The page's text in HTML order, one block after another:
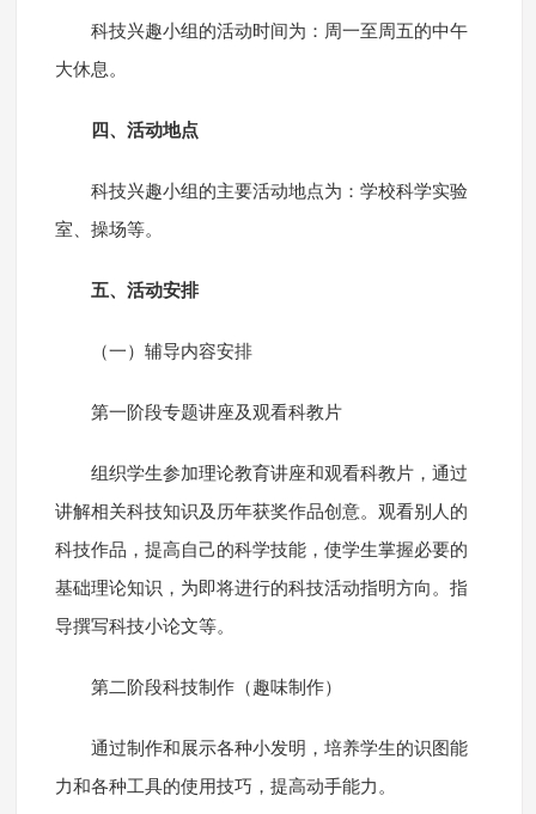
科技兴趣小组的活动时间为：周一至周五的中午
大休息。
四、活动地点
科技兴趣小组的主要活动地点为：学校科学实验
室、操场等。
五、活动安排
（一）辅导内容安排
第一阶段专题讲座及观看科教片
组织学生参加理论教育讲座和观看科教片，通过
讲解相关科技知识及历年获奖作品创意。观看别人的
科技作品，提高自己的科学技能，使学生掌握必要的
基础理论知识，为即将进行的科技活动指明方向。指
导撰写科技小论文等。
第二阶段科技制作（趣味制作）
通过制作和展示各种小发明，培养学生的识图能
力和各种工具的使用技巧，提高动手能力。